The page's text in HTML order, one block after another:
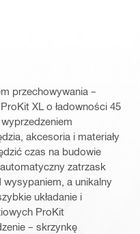
przechowywania –
XL o ładowności 45
akcesoria i materiały
czas na budowie
zatrzask
a unikalny
układanie i
ProKit
– skrzynkę